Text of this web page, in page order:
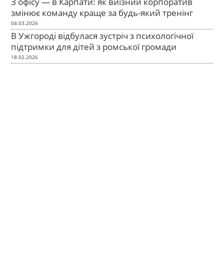
змінює команду краще за будь-який тренінг
04.03.2026
В Ужгороді відбулася зустріч з психологічної
підтримки для дітей з ромської громади
18.02.2026